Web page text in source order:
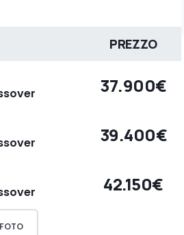
PREZZO
37.900€
39.400€
42.150€
FOTO